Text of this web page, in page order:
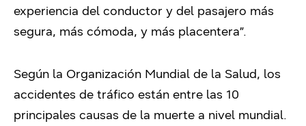
experiencia del conductor y del pasajero más
segura, más cómoda, y más placentera”.
Según la Organización Mundial de la Salud, los
accidentes de tráfico están entre las 10
principales causas de la muerte a nivel mundial.